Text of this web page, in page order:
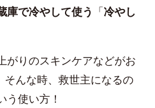
庫で冷やして使う 「冷やし
がりのスキンケアなどがお
んな時、救世主になるの
う使い方！